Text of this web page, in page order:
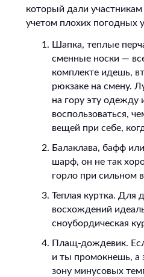
который дали
учетом плохих погодных
Шапка, теплые
сменные носки —
комплекте идешь,
рюкзаке на смену.
на гору эту одежду
воспользоваться,
вещей при себе,
Балаклава, бафф
шарф, он не так
горло при сильном
Теплая куртка. Для
восхождений
сноубордическая
Плащ-дождевик.
и ты промокнешь, а
зону минусовых